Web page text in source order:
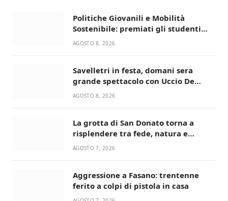
Politiche Giovanili e Mobilità
Sostenibile: premiati gli studenti
universitari del bando “La strada
AGOSTO 8, 2026
Savelletri in festa, domani sera
grande spettacolo con Uccio De
Santis
AGOSTO 8, 2026
La grotta di San Donato torna a
risplendere tra fede, natura e
devozione
AGOSTO 7, 2026
Aggressione a Fasano: trentenne
ferito a colpi di pistola in casa